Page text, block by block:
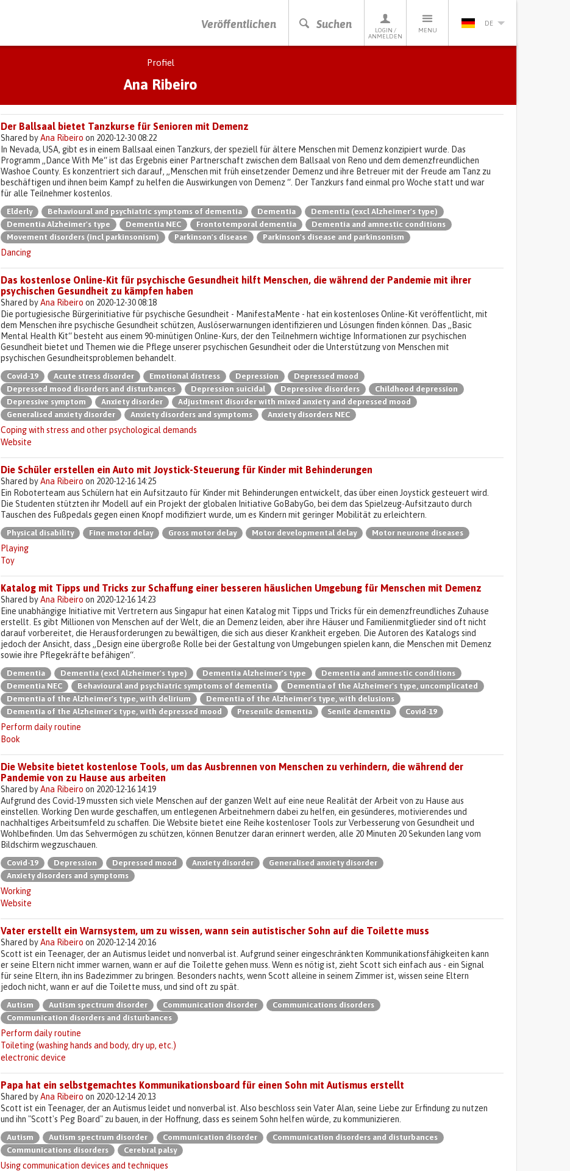
Veröffentlichen Suchen
LOGIN /
ANMELDEN
MENU
DE
DRÜCKEN SIE AUF ENTER UM DIE SUCHE ZU STARTEN
Profiel
Ana Ribeiro
Der Ballsaal bietet Tanzkurse für Senioren mit Demenz
Shared byAna Ribeiro on 2020-12-30 08:22
In Nevada, USA, gibt es in einem Ballsaal einen Tanzkurs, der speziell für ältere Menschen mit Demenz konzipiert wurde. Das
Programm „Dance With Me“ ist das Ergebnis einer Partnerschaft zwischen dem Ballsaal von Reno und dem demenzfreundlichen
Washoe County. Es konzentriert sich darauf, „Menschen mit früh einsetzender Demenz und ihre Betreuer mit der Freude am Tanz zu
beschäftigen und ihnen beim Kampf zu helfen die Auswirkungen von Demenz “. Der Tanzkurs fand einmal pro Woche statt und war
für alle Teilnehmer kostenlos.
Elderly Behavioural and psychiatric symptoms of dementia Dementia
Dementia (excl Alzheimer's type)
Dementia Alzheimer's type
Dementia NEC Frontotemporal dementia
Dementia and amnestic conditions
Movement disorders (incl parkinsonism)
Parkinson's disease Parkinson's disease and parkinsonism
Dancing
Das kostenlose Online-Kit für psychische Gesundheit hilft Menschen, die während der Pandemie mit ihrer
psychischen Gesundheit zu kämpfen haben
Shared byAna Ribeiro on 2020-12-30 08:18
Die portugiesische Bürgerinitiative für psychische Gesundheit - ManifestaMente - hat ein kostenloses Online-Kit veröffentlicht, mit
dem Menschen ihre psychische Gesundheit schützen, Auslöserwarnungen identifizieren und Lösungen finden können. Das „Basic
Mental Health Kit“ besteht aus einem 90-minütigen Online-Kurs, der den Teilnehmern wichtige Informationen zur psychischen
Gesundheit bietet und Themen wie die Pflege unserer psychischen Gesundheit oder die Unterstützung von Menschen mit
psychischen Gesundheitsproblemen behandelt.
Covid-19 Acute stress disorder Emotional distress Depression
Depressed mood
Depressed mood disorders and disturbances
Depression suicidal Depressive disorders
Childhood depression
Depressive symptom
Anxiety disorder
Adjustment disorder with mixed anxiety and depressed mood
Generalised anxiety disorder
Anxiety disorders and symptoms Anxiety disorders NEC
Coping with stress and other psychological demands
Website
Die Schüler erstellen ein Auto mit Joystick-Steuerung für Kinder mit Behinderungen
Shared byAna Ribeiro on 2020-12-16 14:25
Ein Roboterteam aus Schülern hat ein Aufsitzauto für Kinder mit Behinderungen entwickelt, das über einen Joystick gesteuert wird.
Die Studenten stützten ihr Modell auf ein Projekt der globalen Initiative GoBabyGo, bei dem das Spielzeug-Aufsitzauto durch
Tauschen des Fußpedals gegen einen Knopf modifiziert wurde, um es Kindern mit geringer Mobilität zu erleichtern.
Physical disability Fine motor delay Gross motor delay Motor developmental delay Motor neurone diseases
Playing
Toy
Katalog mit Tipps und Tricks zur Schaffung einer besseren häuslichen Umgebung für Menschen mit Demenz
Shared byAna Ribeiro on 2020-12-16 14:23
Eine unabhängige Initiative mit Vertretern aus Singapur hat einen Katalog mit Tipps und Tricks für ein demenzfreundliches Zuhause
erstellt. Es gibt Millionen von Menschen auf der Welt, die an Demenz leiden, aber ihre Häuser und Familienmitglieder sind oft nicht
darauf vorbereitet, die Herausforderungen zu bewältigen, die sich aus dieser Krankheit ergeben. Die Autoren des Katalogs sind
jedoch der Ansicht, dass „Design eine übergroße Rolle bei der Gestaltung von Umgebungen spielen kann, die Menschen mit Demenz
sowie ihre Pflegekräfte befähigen“.
Dementia Dementia (excl Alzheimer's type) Dementia Alzheimer's type
Dementia and amnestic conditions
Dementia NEC
Behavioural and psychiatric symptoms of dementia
Dementia of the Alzheimer's type, uncomplicated
Dementia of the Alzheimer's type, with delirium
Dementia of the Alzheimer's type, with delusions
Dementia of the Alzheimer's type, with depressed mood
Presenile dementia Senile dementia Covid-19
Perform daily routine
Book
Die Website bietet kostenlose Tools, um das Ausbrennen von Menschen zu verhindern, die während der
Pandemie von zu Hause aus arbeiten
Shared byAna Ribeiro on 2020-12-16 14:19
Aufgrund des Covid-19 mussten sich viele Menschen auf der ganzen Welt auf eine neue Realität der Arbeit von zu Hause aus
einstellen. Working Den wurde geschaffen, um entlegenen Arbeitnehmern dabei zu helfen, ein gesünderes, motivierendes und
nachhaltiges Arbeitsumfeld zu schaffen. Die Website bietet eine Reihe kostenloser Tools zur Verbesserung von Gesundheit und
Wohlbefinden. Um das Sehvermögen zu schützen, können Benutzer daran erinnert werden, alle 20 Minuten 20 Sekunden lang vom
Bildschirm wegzuschauen.
Covid-19 Depression Depressed mood Anxiety disorder
Generalised anxiety disorder
Anxiety disorders and symptoms
Working
Website
Vater erstellt ein Warnsystem, um zu wissen, wann sein autistischer Sohn auf die Toilette muss
Shared byAna Ribeiro on 2020-12-14 20:16
Scott ist ein Teenager, der an Autismus leidet und nonverbal ist. Aufgrund seiner eingeschränkten Kommunikationsfähigkeiten kann
er seine Eltern nicht immer warnen, wann er auf die Toilette gehen muss. Wenn es nötig ist, zieht Scott sich einfach aus - ein Signal
für seine Eltern, ihn ins Badezimmer zu bringen. Besonders nachts, wenn Scott alleine in seinem Zimmer ist, wissen seine Eltern
jedoch nicht, wann er auf die Toilette muss, und sind oft zu spät.
Autism Autism spectrum disorder Communication disorder
Communications disorders
Communication disorders and disturbances
Perform daily routine
Toileting (washing hands and body, dry up, etc.)
electronic device
Papa hat ein selbstgemachtes Kommunikationsboard für einen Sohn mit Autismus erstellt
Shared byAna Ribeiro on 2020-12-14 20:13
Scott ist ein Teenager, der an Autismus leidet und nonverbal ist. Also beschloss sein Vater Alan, seine Liebe zur Erfindung zu nutzen
und ihn "Scott's Peg Board" zu bauen, in der Hoffnung, dass es seinem Sohn helfen würde, zu kommunizieren.
Autism Autism spectrum disorder Communication disorder
Communication disorders and disturbances
Communications disorders
Cerebral palsy
Using communication devices and techniques